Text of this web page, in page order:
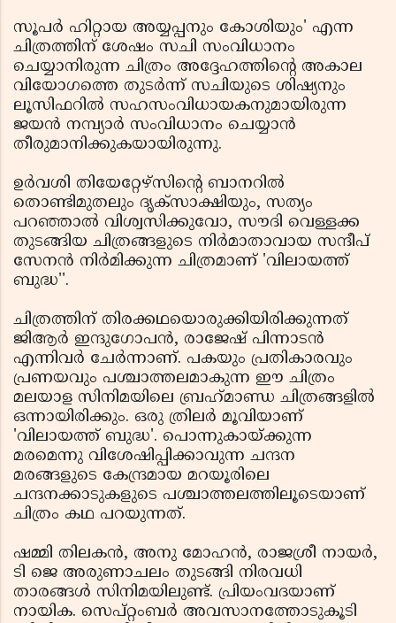
സൂപര്‍ ഹിറ്റായ അയ്യപ്പനും കോശിയും' എന്ന
ചിത്രത്തിന് ശേഷം സചി സംവിധാനം
ചെയ്യാനിരുന്ന ചിത്രം അദ്ദേഹത്തിന്റെ അകാല
വിയോഗത്തെ തുടര്‍ന്ന് സചിയുടെ ശിഷ്യനും
ലൂസിഫറില്‍ സഹസംവിധായകനുമായിരുന്ന
ജയന്‍ നമ്പ്യാര്‍ സംവിധാനം ചെയ്യാന്‍
തീരുമാനിക്കുകയായിരുന്നു.
ഉര്‍വശി തിയേറ്റേഴ്സിന്റെ ബാനറില്‍
തൊണ്ടിമുതലും ദൃക്‌സാക്ഷിയും, സത്യം
പറഞ്ഞാല്‍ വിശ്വസിക്കുവോ, സൗദി വെള്ളക്ക
തുടങ്ങിയ ചിത്രങ്ങളുടെ നിര്‍മാതാവായ സന്ദീപ്
സേനന്‍ നിര്‍മിക്കുന്ന ചിത്രമാണ് 'വിലായത്ത്
ബുദ്ധ''.
ചിത്രത്തിന് തിരക്കഥയൊരുക്കിയിരിക്കുന്നത്
ജിആര്‍ ഇന്ദുഗോപന്‍, രാജേഷ് പിന്നാടന്‍
എന്നിവര്‍ ചേര്‍ന്നാണ്. പകയും പ്രതികാരവും
പ്രണയവും പശ്ചാത്തലമാകുന്ന ഈ ചിത്രം
മലയാള സിനിമയിലെ ബ്രഹ്‌മാണ്ഡ ചിത്രങ്ങളില്‍
ഒന്നായിരിക്കും. ഒരു ത്രിലര്‍ മൂവിയാണ്
'വിലായത്ത് ബുദ്ധ'. പൊന്നുകായ്ക്കുന്ന
മരമെന്നു വിശേഷിപ്പിക്കാവുന്ന ചന്ദന
മരങ്ങളുടെ കേന്ദ്രമായ മറയൂരിലെ
ചന്ദനക്കാടുകളുടെ പശ്ചാത്തലത്തിലൂടെയാണ്
ചിത്രം കഥ പറയുന്നത്.
ഷമ്മി തിലകന്‍, അനു മോഹന്‍, രാജശ്രീ നായര്‍,
ടി ജെ അരുണാചലം തുടങ്ങി നിരവധി
താരങ്ങള്‍ സിനിമയിലുണ്ട്. പ്രിയംവദയാണ്
നായിക. സെപ്റ്റംബര്‍ അവസാനത്തോടുകൂടി